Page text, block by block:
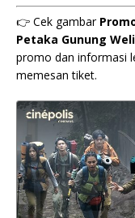
👉 Cek gambar
Petaka Gunung
promo dan informasi
memesan tiket.